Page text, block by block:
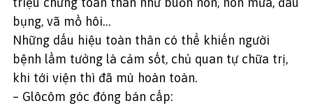
bụng, vã mồ hôi…
Những dấu hiệu toàn thân có thể khiến người
bệnh lầm tưởng là cảm sốt, chủ quan tự chữa trị,
khi tới viện thì đã mù hoàn toàn.
– Glôcôm góc đóng bán cấp: